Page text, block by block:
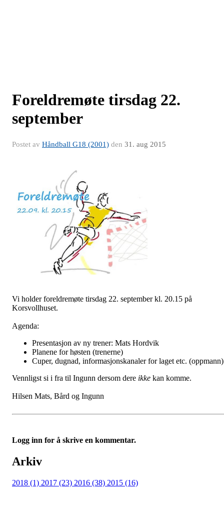
Foreldremøte tirsdag 22.
september
Postet av Håndball G18 (2001) den 31. aug 2015
Vi holder foreldremøte tirsdag 22. september kl. 20.15 på
Korsvollhuset.
Agenda:
Presentasjon av ny trener: Mats Hordvik
Planene for høsten (trenerne)
Cuper, dugnad, informasjonskanaler for laget etc. (oppmann)
Vennligst si i fra til Ingunn dersom dere ikke kan komme.
Hilsen Mats, Bård og Ingunn
Logg inn for å skrive en kommentar.
Arkiv
2018 (1) 2017 (23) 2016 (38) 2015 (16)